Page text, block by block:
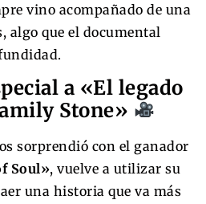
vino acompañado de una
algo que el documental
a «El legado
Stone»
sorprendió con el ganador
Soul», vuelve a utilizar su
una historia que va más